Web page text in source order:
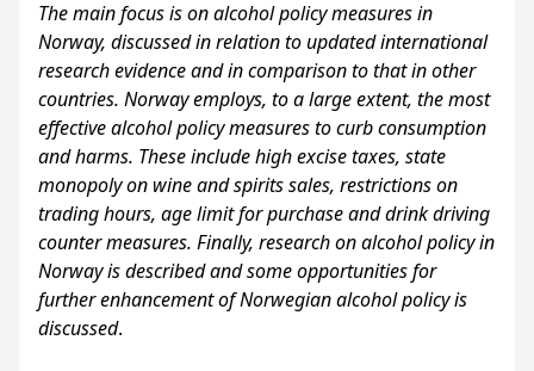
The main focus is on alcohol policy measures in
Norway, discussed in relation to updated international
research evidence and in comparison to that in other
countries. Norway employs, to a large extent, the most
effective alcohol policy measures to curb consumption
and harms. These include high excise taxes, state
monopoly on wine and spirits sales, restrictions on
trading hours, age limit for purchase and drink driving
counter measures. Finally, research on alcohol policy in
Norway is described and some opportunities for
further enhancement of Norwegian alcohol policy is
discussed.